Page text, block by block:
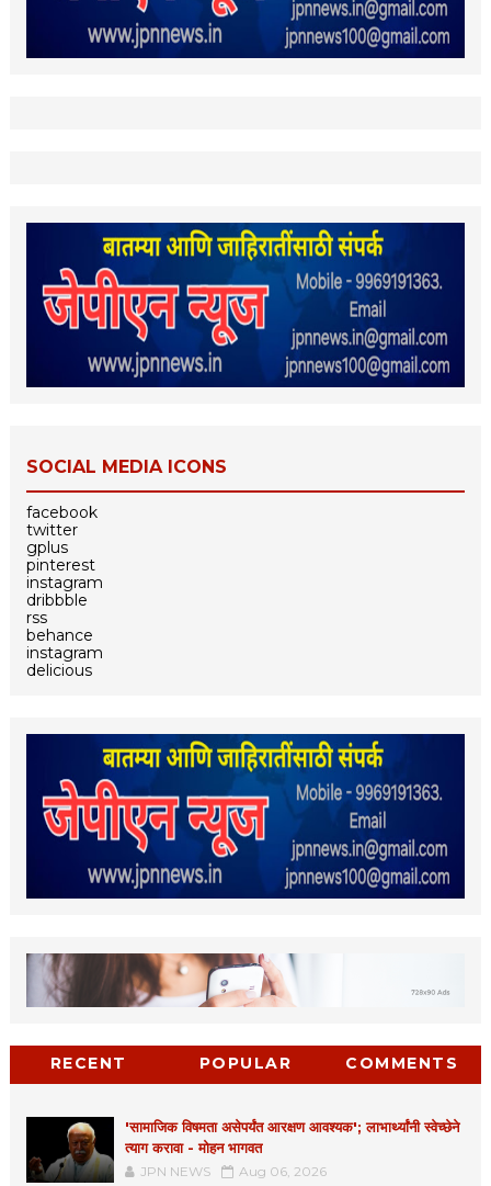
SOCIAL MEDIA ICONS
facebook
twitter
gplus
pinterest
instagram
dribbble
rss
behance
instagram
delicious
RECENT POPULAR COMMENTS
'सामाजिक विषमता असेपर्यंत आरक्षण आवश्यक'; लाभार्थ्यांनी स्वेच्छेने
त्याग करावा - मोहन भागवत
JPN NEWS Aug 06, 2026